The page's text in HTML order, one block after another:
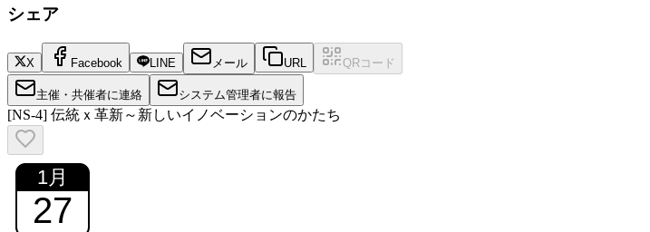
シェア
X Facebook LINE メール URL QRコード
主催・共催者に連絡 システム管理者に報告
[NS-4] 伝統ｘ革新～新しいイノベーションのかたち
1月
27